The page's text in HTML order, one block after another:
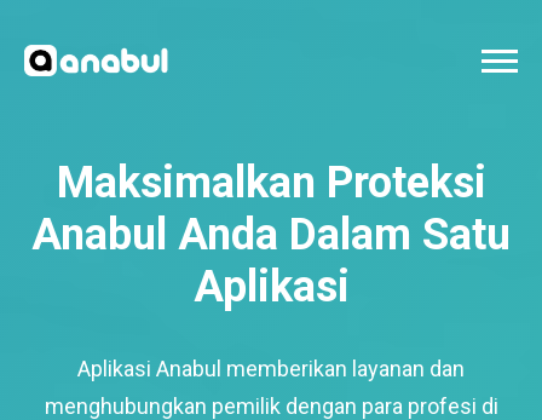
Maksimalkan Proteksi
Anabul Anda Dalam Satu
Aplikasi
Aplikasi Anabul memberikan layanan dan
menghubungkan pemilik dengan para profesi di